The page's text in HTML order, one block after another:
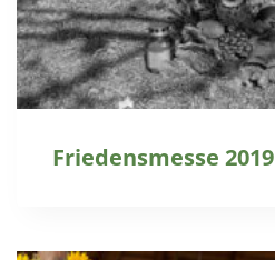
Friedensmesse 2019